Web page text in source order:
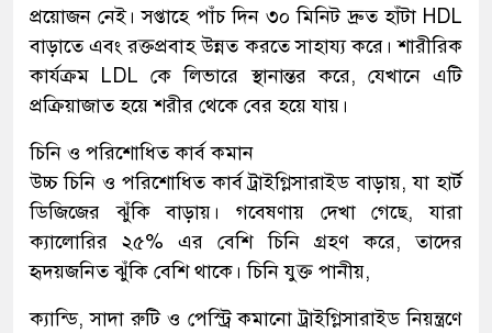
প্রয়োজন নেই। সপ্তাহে পাঁচ দিন ৩০ মিনিট দ্রুত হাঁটা HDL
বাড়াতে এবং রক্তপ্রবাহ উন্নত করতে সাহায্য করে। শারীরিক
কার্যক্রম LDL কে লিভারে স্থানান্তর করে, যেখানে এটি
প্রক্রিয়াজাত হয়ে শরীর থেকে বের হয়ে যায়।
চিনি ও পরিশোধিত কার্ব কমান
উচ্চ চিনি ও পরিশোধিত কার্ব ট্রাইগ্লিসারাইড বাড়ায়, যা হার্ট
ডিজিজের ঝুঁকি বাড়ায়। গবেষণায় দেখা গেছে, যারা
ক্যালোরির ২৫% এর বেশি চিনি গ্রহণ করে, তাদের
হৃদয়জনিত ঝুঁকি বেশি থাকে। চিনি যুক্ত পানীয়,
ক্যান্ডি, সাদা রুটি ও পেস্ট্রি কমানো ট্রাইগ্লিসারাইড নিয়ন্ত্রণে